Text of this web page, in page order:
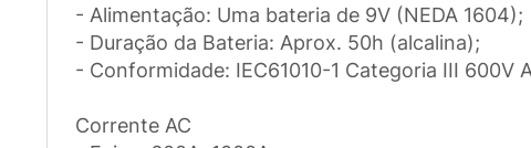
- Alimentação: Uma bateria de 9V (NEDA 1604);
- Duração da Bateria: Aprox. 50h (alcalina);
- Conformidade: IEC61010-1 Categoria III 600V
Corrente AC